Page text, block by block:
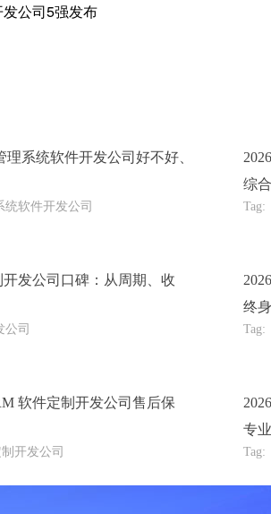
公司5强发布
理系统软件开发公司好不好、
统软件开发公司
综
Tag:
开发公司口碑：从周期、收
公司
终
Tag:
软件定制开发公司售后保
开发公司
专
Tag: